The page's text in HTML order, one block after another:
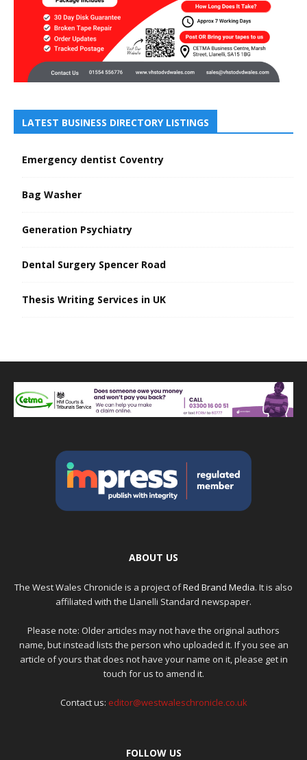
LATEST BUSINESS DIRECTORY LISTINGS
Emergency dentist Coventry
Bag Washer
Generation Psychiatry
Dental Surgery Spencer Road
Thesis Writing Services in UK
ABOUT US
The West Wales Chronicle is a project ofRed Brand Media. It is also
affiliated with the Llanelli Standard newspaper.
Please note: Older articles may not have the original authors
name, but instead lists the person who uploaded it. If you see an
article of yours that does not have your name on it, please get in
touch for us to amend it.
Contact us: editor@westwaleschronicle.co.uk
FOLLOW US